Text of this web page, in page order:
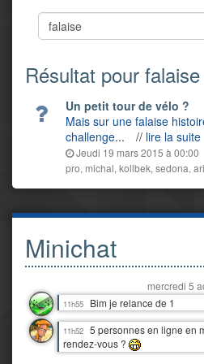
Résultat pour falaise
Un petit tour de vélo ?
Mais sur une falaise
challenge... // lire la suite
Jeudi 19 mars 2015 à 00:00
pro, michal, kollbek, sedona,
Minichat
mercredi 5
11h55 Bim je relance de 1
11h52 5 personnes en ligne en
rendez-vous ?